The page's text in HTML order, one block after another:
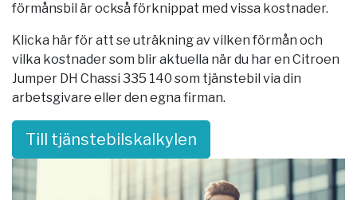
förmånsbil är också förknippat med vissa kostnader.
Klicka här för att se uträkning av vilken förmån och
vilka kostnader som blir aktuella när du har en Citroen
Jumper DH Chassi 335 140 som tjänstebil via din
arbetsgivare eller den egna firman.
Till tjänstebilskalkylen